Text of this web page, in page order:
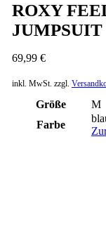
ROXY
69,99 €
inkl. MwSt. zzgl.
Größe
M
Farbe